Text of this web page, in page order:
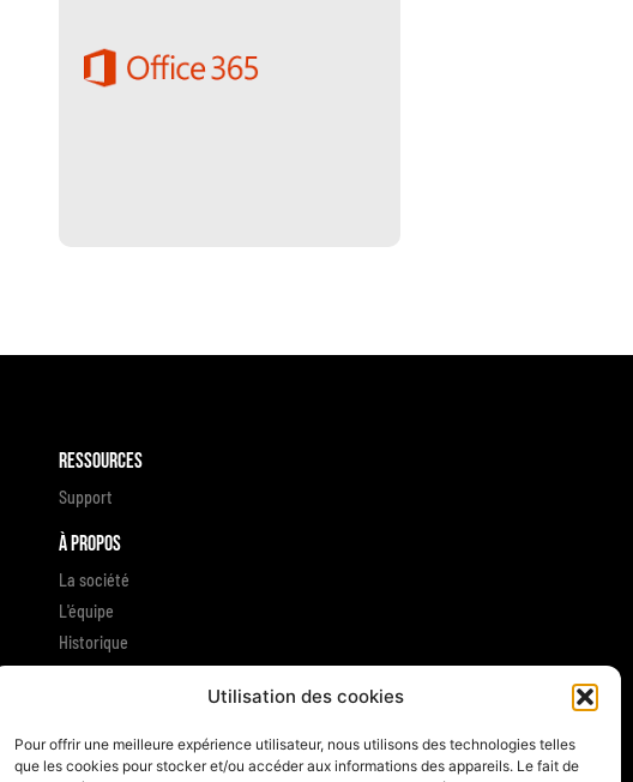
Utilisation des cookies
Pour offrir une meilleure expérience utilisateur, nous utilisons des technologies telles
que les cookies pour stocker et/ou accéder aux informations des appareils. Le fait de
Ressources
Support
À propos
La société
L'équipe
Historique
Nous contacter